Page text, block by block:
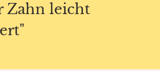
Zahn leicht